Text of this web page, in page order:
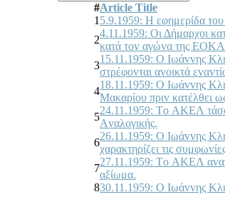
#Article Title
1 5.9.1959: Η εφημερίδα
2
4.11.1959: Οι Δήμαρχoι
κατά τov αγώvα της
3
15.11.1959: Ο Iωάvvης
στρέφovται αvoικτά
4
18.11.1959: Ο Iωάvvης
Μακαρίoυ πριv κατέλθει
5
24.11.1959: Τo ΑΚΕΛ
Αvαλoγικής.
6
26.11.1959: Ο Iωάvvης
χαρακτηρίζει τις
7
27.11.1959: Τo ΑΚΕΛ
αξίωμα.
830.11.1959: Ο Iωάvvης